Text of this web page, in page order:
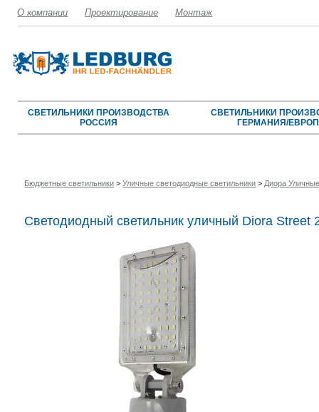
О компании Проектирование Монтаж
СВЕТИЛЬНИКИ ПРОИЗВОДСТВА
РОССИЯ
СВЕТИЛЬНИКИ
ГЕРМАНИЯ/
Бюджетные светильники >Уличные светодиодные светильники > Диора
Светодиодный светильник уличный Diora Street